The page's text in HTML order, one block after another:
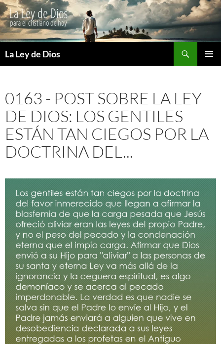
La Ley de Dios
0163 - POST SOBRE LA LEY
DE DIOS: LOS GENTILES
ESTÁN TAN CIEGOS POR LA
DOCTRINA DEL...